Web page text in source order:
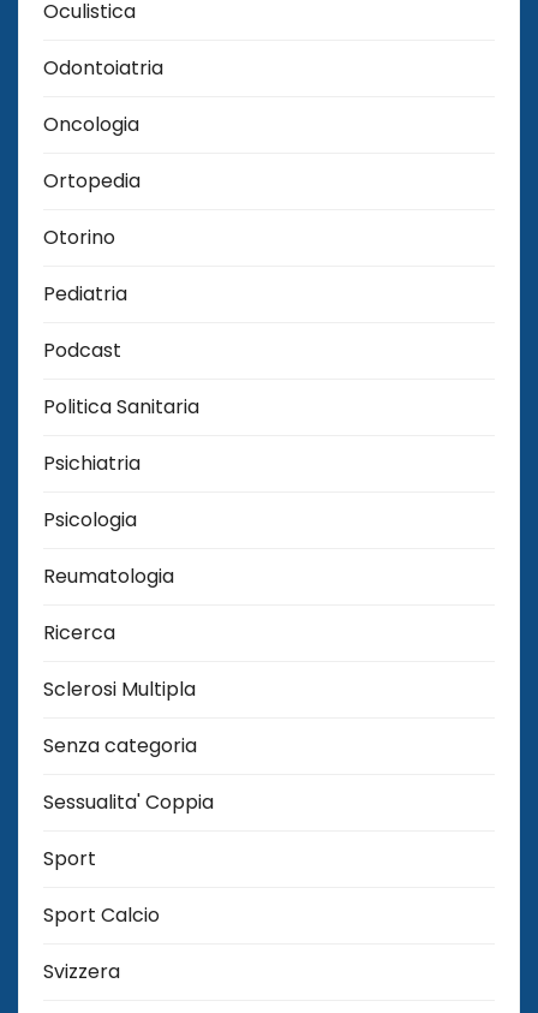
Oculistica
Odontoiatria
Oncologia
Ortopedia
Otorino
Pediatria
Podcast
Politica Sanitaria
Psichiatria
Psicologia
Reumatologia
Ricerca
Sclerosi Multipla
Senza categoria
Sessualita' Coppia
Sport
Sport Calcio
Svizzera